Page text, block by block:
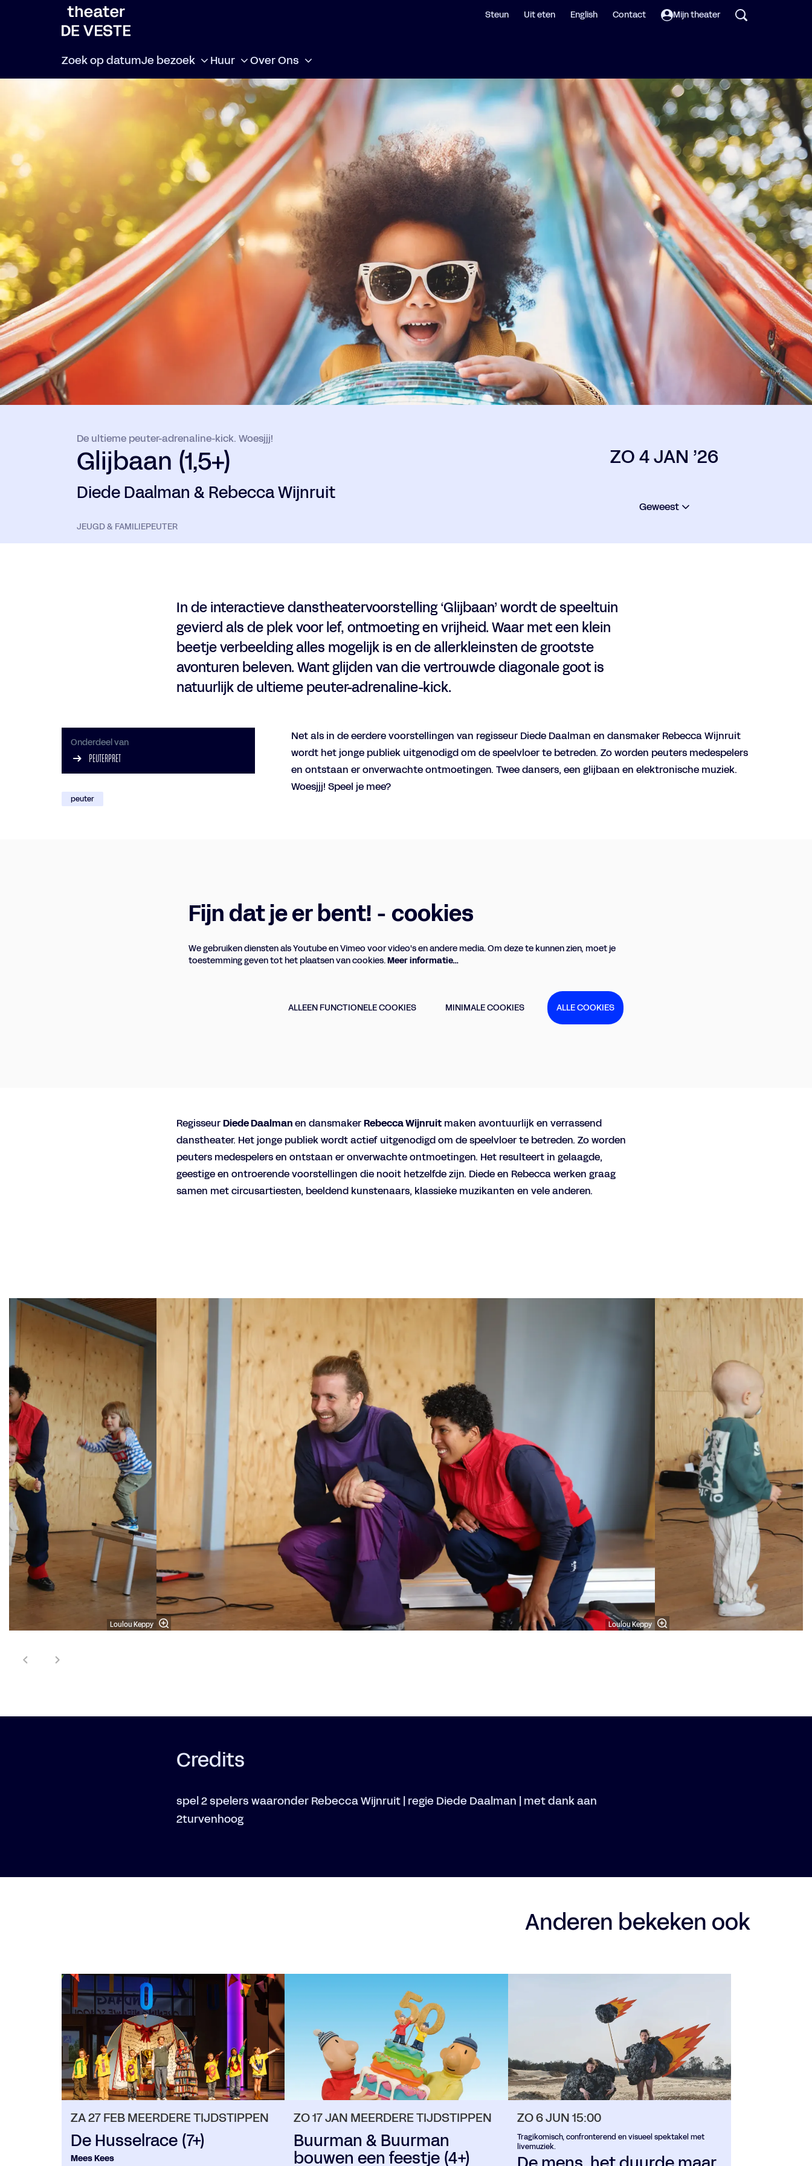
Steun Uit eten English Contact Mijn theater
Zoek op datumJe bezoek Huur Over Ons
Glijbaan (1,5+)
Diede Daalman & Rebecca Wijnruit
De ultieme peuter-adrenaline-kick. Woesjjj!
JEUGD & FAMILIEPEUTER
ZO 4 JAN ’26
Geweest
In de interactieve danstheatervoorstelling ‘Glijbaan’ wordt de speeltuin
gevierd als de plek voor lef, ontmoeting en vrijheid. Waar met een klein
beetje verbeelding alles mogelijk is en de allerkleinsten de grootste
avonturen beleven. Want glijden van die vertrouwde diagonale goot is
natuurlijk de ultieme peuter-adrenaline-kick.
Net als in de eerdere voorstellingen van regisseur Diede Daalman en dansmaker Rebecca Wijnruit
wordt het jonge publiek uitgenodigd om de speelvloer te betreden. Zo worden peuters medespelers
en ontstaan er onverwachte ontmoetingen. Twee dansers, een glijbaan en elektronische muziek.
Woesjjj! Speel je mee?
Onderdeel van
PEUTERPRET
peuter
Fijn dat je er bent! - cookies
We gebruiken diensten als Youtube en Vimeo voor video's en andere media. Om deze te kunnen zien, moet je
toestemming geven tot het plaatsen van cookies.Meer informatie…
ALLEEN FUNCTIONELE COOKIES MINIMALE COOKIES ALLE COOKIES
RegisseurDiede Daalmanen dansmakerRebecca Wijnruit maken avontuurlijk en verrassend
danstheater. Het jonge publiek wordt actief uitgenodigd om de speelvloer te betreden. Zo worden
peuters medespelers en ontstaan er onverwachte ontmoetingen. Het resulteert in gelaagde,
geestige en ontroerende voorstellingen die nooit hetzelfde zijn. Diede en Rebecca werken graag
samen met circusartiesten, beeldend kunstenaars, klassieke muzikanten en vele anderen.
Overslaan
Loulou Keppy Loulou Keppy
Inzoomen
Credits
spel 2 spelers waaronder Rebecca Wijnruit | regie Diede Daalman | met dank aan
2turvenhoog
Anderen bekeken ook
De Husselrace (7+)
Mees Kees
ZA 27 FEBMEERDERE TIJDSTIPPEN
Buurman & Buurman
bouwen een feestje (4+)
ZO 17 JAN MEERDERE TIJDSTIPPEN
Tragikomisch, confronterend en visueel spektakel met
livemuziek.
ZO 6 JUN15:00